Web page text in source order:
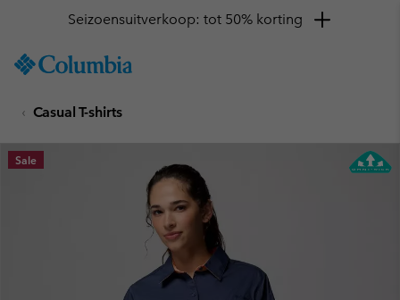
TO
SKIP
MAIN
NAV
Seizoensuitverkoop: tot 50% korting
Casual T-shirts
Sale